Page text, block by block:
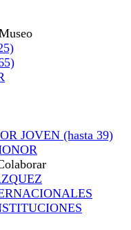
JOVEN (hasta 39)